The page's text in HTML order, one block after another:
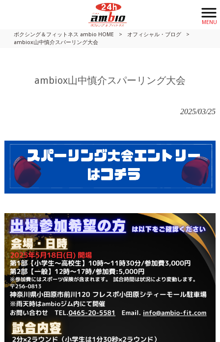
MENU
ボクシング＆フィットネス ambio HOME
> オフィシャル・ブログ
>
ambiox山中慎介スパーリング大会
ambiox山中慎介スパーリング大会
2025/03/25